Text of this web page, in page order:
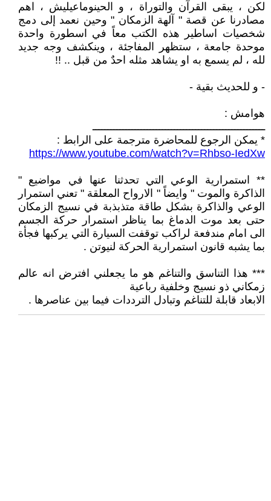
لكن ، يبقى القرآن والتوراة ، و الحينوماعيليش ، اهم
مصادرنا عن قصة " آلهة الزمكان " وحين نعمد إلى دمج
شخصيات اساطير هذه الكتب معاً في اسطورة واحدة
موحدة جامعة ، ستظهر المفاجئة ، وينكشف وجه جديد
لله ، لم يسمع به او يشاهد مثله احدٌ من قبل .. !!
- و للحديث بقية -
هوامش :
ـــــــــــــــــــــــــــــــــــــــــــــــــــــــــ
* يمكن الرجوع للمحاضرة مترجمة على الرابط :
https://www.youtube.com/watch?v=Rhbso-IedXw
** استمرارية الوعي التي تحدثنا عنها في مواضيع "
الذاكرة والموت " وايضاً " الارواح المعلقة " تعني استمرار
الوعي والذاكرة بشكل طاقة متذبذبة في نسيج الزمكان
حتى بعد موت الدماغ بما يناظر استمرار حركة الجسم
الى امام مندفعة لراكب توقفت السيارة التي يركبها فجأة
بما يشبه قانون استمرارية الحركة لنيوتن .
*** هذا التناسق والتناغم هو ما يجعلني افترض انه عالم
زمكاني ذو نسيج وخلفية رباعية
الابعاد قابلة للتناغم وتبادل الترددات فيما بين عناصرها .